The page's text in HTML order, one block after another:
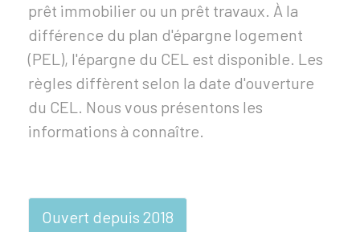
prêt immobilier ou un prêt travaux. À la
différence du plan d'épargne logement
(PEL), l'épargne du CEL est disponible. Les
règles diffèrent selon la date d'ouverture
du CEL. Nous vous présentons les
informations à connaître.
Ouvert depuis 2018